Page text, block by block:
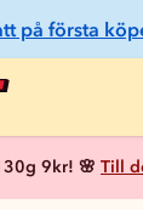
på första
9kr! 🌸 Till